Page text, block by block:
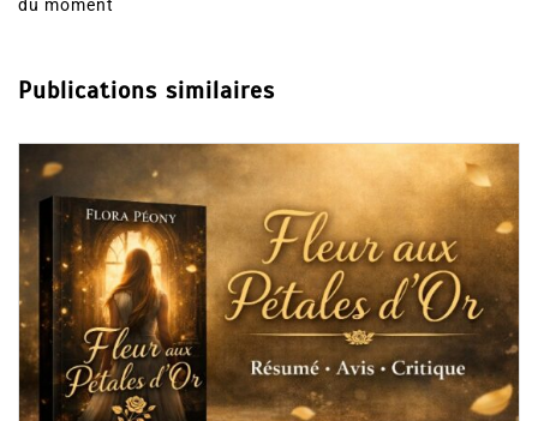
du moment
Publications similaires